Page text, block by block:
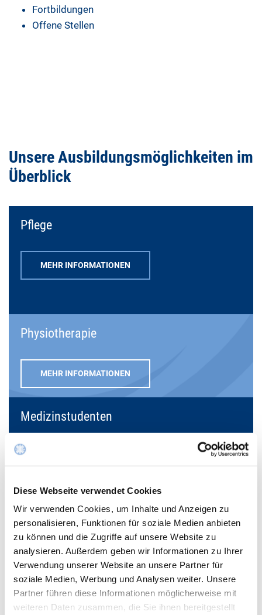
Diese Webseite verwendet Cookies
Wir verwenden Cookies, um Inhalte und Anzeigen zu
personalisieren, Funktionen für soziale Medien anbieten
zu können und die Zugriffe auf unsere Website zu
analysieren. Außerdem geben wir Informationen zu Ihrer
Verwendung unserer Website an unsere Partner für
soziale Medien, Werbung und Analysen weiter. Unsere
Partner führen diese Informationen möglicherweise mit
weiteren Daten zusammen, die Sie ihnen bereitgestellt
Fortbildungen
Offene Stellen
Unsere Ausbildungsmöglichkeiten im
Überblick
Pflege
MEHR INFORMATIONEN
Physiotherapie
MEHR INFORMATIONEN
Medizinstudenten
MEHR INFORMATIONEN